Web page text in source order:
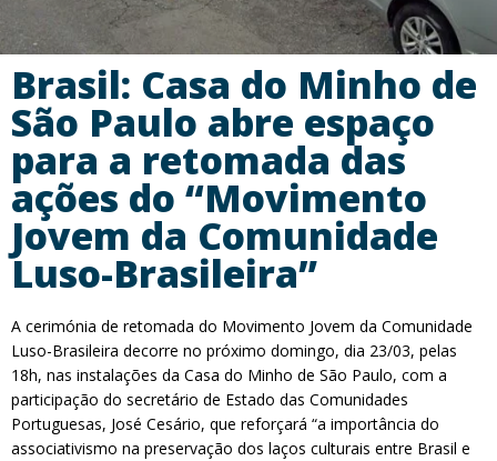
Brasil: Casa do Minho de
São Paulo abre espaço
para a retomada das
ações do “Movimento
Jovem da Comunidade
Luso-Brasileira”
A cerimónia de retomada do Movimento Jovem da Comunidade
Luso-Brasileira decorre no próximo domingo, dia 23/03, pelas
18h, nas instalações da Casa do Minho de São Paulo, com a
participação do secretário de Estado das Comunidades
Portuguesas, José Cesário, que reforçará “a importância do
associativismo na preservação dos laços culturais entre Brasil e